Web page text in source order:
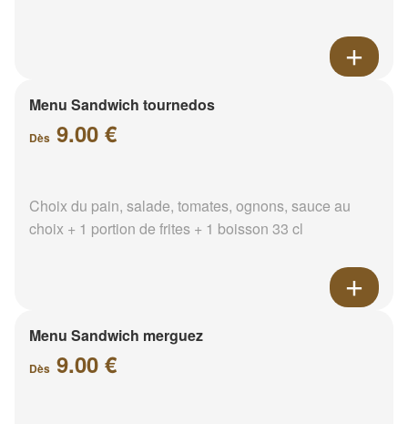
Menu Sandwich tournedos
Dès 9.00 €
Choix du pain, salade, tomates, ognons, sauce au
choix + 1 portion de frites + 1 boisson 33 cl
Menu Sandwich merguez
Dès 9.00 €